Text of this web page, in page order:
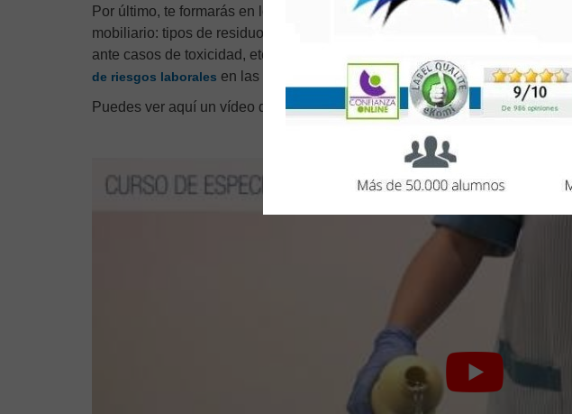
Por último, te formarás en los procesos de gestión y tratamiento de los
mobiliario: tipos de residuos, separación y manipulación, normas mínimas
ante casos de toxicidad, etc. y adquirirás conocimientos sobre la
de riesgos laborales en las tareas de limpieza de mobiliario.
Puedes ver aquí un vídeo de presentación del curso: